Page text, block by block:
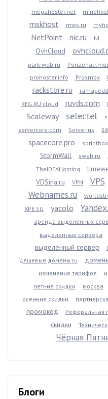
megahoster.net
mskhost
mws.ru
NetPoint nic.ru NL
OvhCloud
park-web.ru
prohoster.info
Proxmox
rackstore.ru
REG.RU cloud ruvds.com
Scaleway selectel
servercore.com
Serverius
spacecore.pro
StormWall
sweb.ru
TheIDEAHosting
VDSina.ru VPN VPS
Webnames.ru
XPE.SU
yacolo
аренда выделенных
выделенные сервера
выделенный сервер
дешевые домены ru
изменение тарифов
летние скидки
москва
осенние скидки
промокод
Реферальная
скидки
Чёрная
Блоги